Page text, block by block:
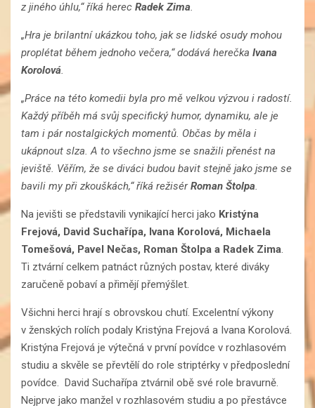
z jiného úhlu,“ říká herec Radek Zima.
„Hra je brilantní ukázkou toho, jak se lidské osudy mohou
proplétat během jednoho večera,“ dodává herečka Ivana
Korolová.
„Práce na této komedii byla pro mě velkou výzvou i radostí.
Každý příběh má svůj specifický humor, dynamiku, ale je
tam i pár nostalgických momentů. Občas by měla i
ukápnout slza. A to všechno jsme se snažili přenést na
jeviště. Věřím, že se diváci budou bavit stejně jako jsme se
bavili my při zkouškách,“ říká režisérRoman Štolpa.
Na jevišti se představili vynikající herci jako Kristýna
Frejová, David Suchařípa, Ivana Korolová, Michaela
Tomešová, Pavel Nečas, Roman Štolpa a Radek Zima.
Ti ztvární celkem patnáct různých postav, které diváky
zaručeně pobaví a přimějí přemýšlet.
Všichni herci hrají s obrovskou chutí. Excelentní výkony
v ženských rolích podaly Kristýna Frejová a Ivana Korolová.
Kristýna Frejová je výtečná v první povídce v rozhlasovém
studiu a skvěle se převtělí do role striptérky v předposlední
povídce. David Suchařípa ztvárnil obě své role bravurně.
Nejprve jako manžel v rozhlasovém studiu a po přestávce